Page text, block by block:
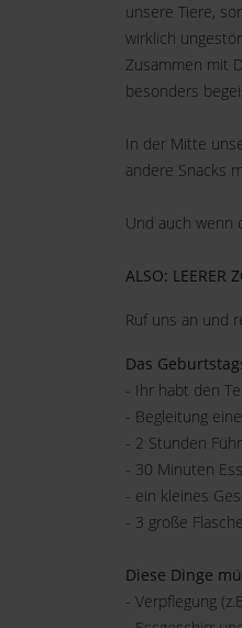
unsere Tiere,
wirklich
Zusammen mit
besonders
In der Mitte
andere Snacks
Und auch wenn
ALSO: LEERER
Ruf uns an und
Das
- Ihr habt den
- Begleitung
- 2 Stunden
- 30 Minuten
- ein kleines
- 3 große
Diese Dinge
- Verpflegung